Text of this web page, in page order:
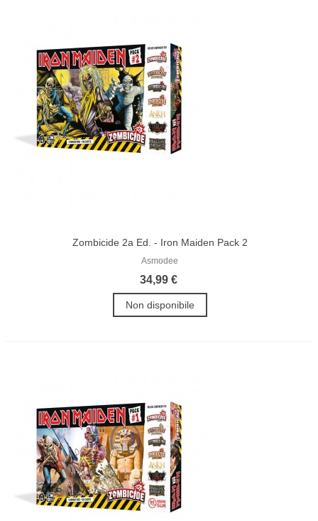
Zombicide 2a Ed. - Iron Maiden Pack 2
Asmodee
34,99 €
Non disponibile